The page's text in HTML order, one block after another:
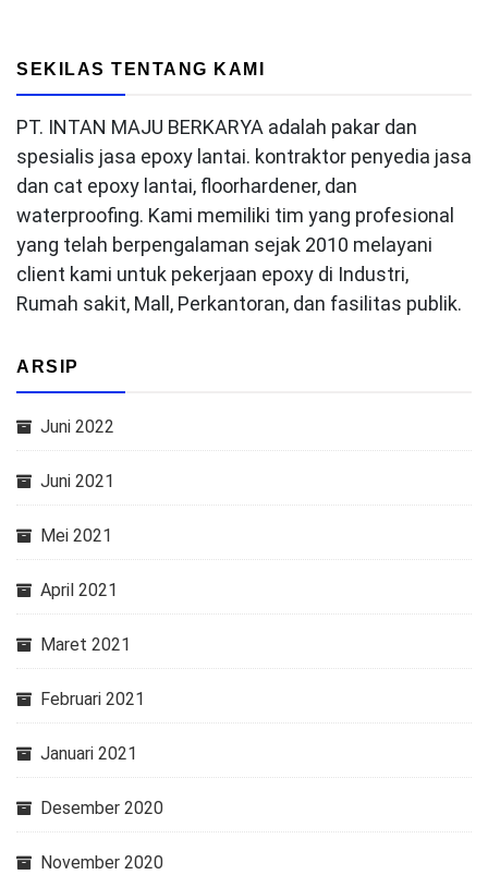
SEKILAS TENTANG KAMI
PT. INTAN MAJU BERKARYA adalah pakar dan
spesialis jasa epoxy lantai. kontraktor penyedia jasa
dan cat epoxy lantai, floorhardener, dan
waterproofing. Kami memiliki tim yang profesional
yang telah berpengalaman sejak 2010 melayani
client kami untuk pekerjaan epoxy di Industri,
Rumah sakit, Mall, Perkantoran, dan fasilitas publik.
ARSIP
Juni 2022
Juni 2021
Mei 2021
April 2021
Maret 2021
Februari 2021
Januari 2021
Desember 2020
November 2020